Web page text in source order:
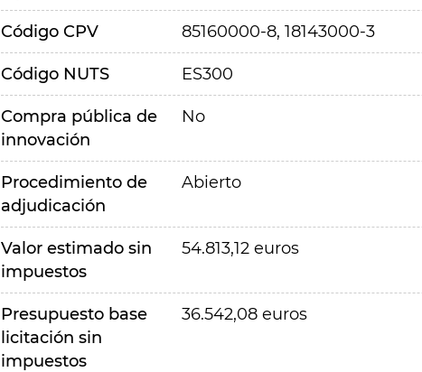
Código CPV 85160000-8, 18143000-3
Código NUTS ES300
Compra pública de
innovación
No
Procedimiento de
adjudicación
Abierto
Valor estimado sin
impuestos
54.813,12 euros
Presupuesto base
licitación sin
impuestos
36.542,08 euros